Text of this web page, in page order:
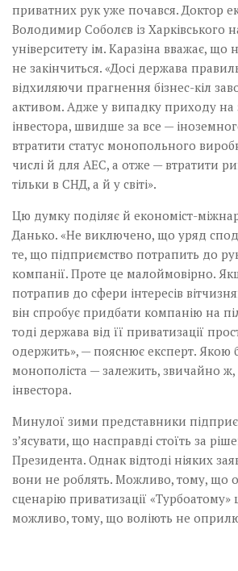
приватних рук уже почався. Доктор
Володимир Соболєв із Харківського
університету ім. Каразіна вважає, що
не закінчиться. «Досі держава
відхиляючи прагнення бізнес-кіл
активом. Адже у випадку приходу на
інвестора, швидше за все —
втратити статус монопольного
числі й для АЕС, а отже — втратити
тільки в СНД, а й у світі».
Цю думку поділяє й еко­номіст-
Данько. «Не виключено, що уряд
те, що підприємство потрапить до
компанії. Проте це малоймовірно.
потрапив до сфери інтересів
він спробує придбати компанію на
тоді держава від її приватизації
одержить», — пояснює експерт. Якою
монополіста — залежить, звичайно ж,
інвестора.
Минулої зими представники
з’ясувати, що насправді стоїть за
Президента.­ Однак відтоді ніяких
вони не роб­лять. Можливо, тому, що
сценарію приватизації «Турбоатому»
можливо, тому, що воліють не